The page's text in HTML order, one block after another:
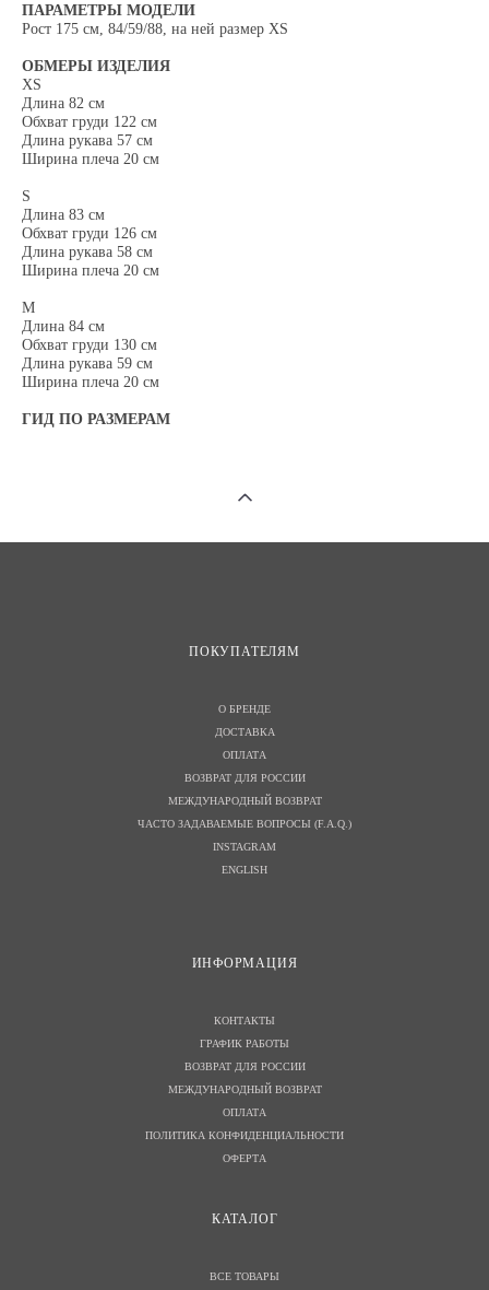
ПАРАМЕТРЫ МОДЕЛИ
Рост 175 см, 84/59/88, на ней размер XS
ОБМЕРЫ ИЗДЕЛИЯ
XS
Длина 82 см
Обхват груди 122 см
Длина рукава 57 см
Ширина плеча 20 см
S
Длина 83 см
Обхват груди 126 см
Длина рукава 58 см
Ширина плеча 20 см
М
Длина 84 см
Обхват груди 130 см
Длина рукава 59 см
Ширина плеча 20 см
ГИД ПО РАЗМЕРАМ
ПОКУПАТЕЛЯМ
О БРЕНДЕ
ДОСТАВКА
ОПЛАТА
ВОЗВРАТ ДЛЯ РОССИИ
МЕЖДУНАРОДНЫЙ ВОЗВРАТ
ЧАСТО ЗАДАВАЕМЫЕ ВОПРОСЫ (F.A.Q.)
INSTAGRAM
ENGLISH
ИНФОРМАЦИЯ
КОНТАКТЫ
ГРАФИК РАБОТЫ
ВОЗВРАТ ДЛЯ РОССИИ
МЕЖДУНАРОДНЫЙ ВОЗВРАТ
ОПЛАТА
ПОЛИТИКА КОНФИДЕНЦИАЛЬНОСТИ
ОФЕРТА
КАТАЛОГ
ВСЕ ТОВАРЫ